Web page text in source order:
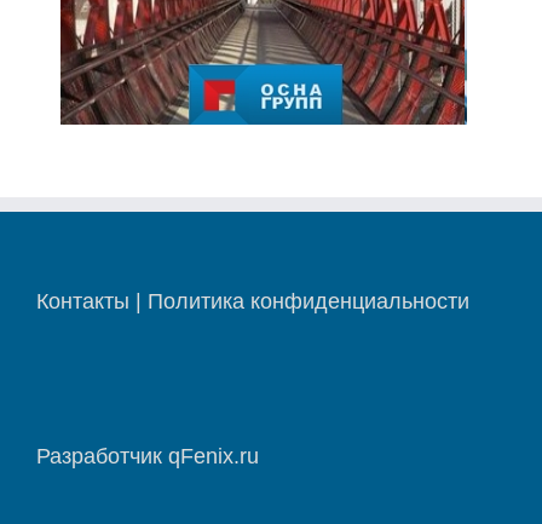
Контакты Политика конфиденциальности
Разработчик qFenix.ru